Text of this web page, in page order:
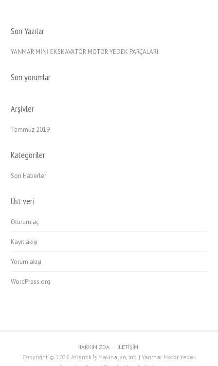
Son Yazılar
YANMAR MİNİ EKSKAVATÖR MOTOR YEDEK PARÇALARI
Son yorumlar
Arşivler
Temmuz 2019
Kategoriler
Son Haberler
Üst veri
Oturum aç
Kayıt akışı
Yorum akışı
WordPress.org
HAKKIMIZDA
İLETİŞİM
Copyright © 2026 Atlantik İş Makinaları, Inc. | Yanmar Motor Yedek